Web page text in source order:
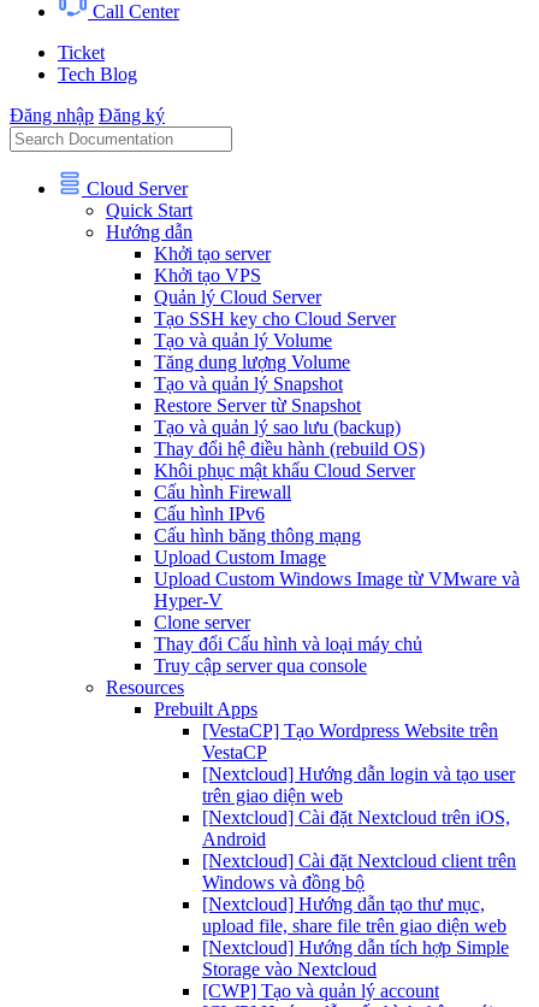
Call Center
Ticket
Tech Blog
Đăng nhập Đăng ký
Cloud Server
Quick Start
Hướng dẫn
Khởi tạo server
Khởi tạo VPS
Quản lý Cloud Server
Tạo SSH key cho Cloud Server
Tạo và quản lý Volume
Tăng dung lượng Volume
Tạo và quản lý Snapshot
Restore Server từ Snapshot
Tạo và quản lý sao lưu (backup)
Thay đổi hệ điều hành (rebuild OS)
Khôi phục mật khẩu Cloud Server
Cấu hình Firewall
Cấu hình IPv6
Cấu hình băng thông mạng
Upload Custom Image
Upload Custom Windows Image từ VMware và
Hyper-V
Clone server
Thay đổi Cấu hình và loại máy chủ
Truy cập server qua console
Resources
Prebuilt Apps
[VestaCP] Tạo Wordpress Website trên
VestaCP
[Nextcloud] Hướng dẫn login và tạo user
trên giao diện web
[Nextcloud] Cài đặt Nextcloud trên iOS,
Android
[Nextcloud] Cài đặt Nextcloud client trên
Windows và đồng bộ
[Nextcloud] Hướng dẫn tạo thư mục,
upload file, share file trên giao diện web
[Nextcloud] Hướng dẫn tích hợp Simple
Storage vào Nextcloud
[CWP] Tạo và quản lý account